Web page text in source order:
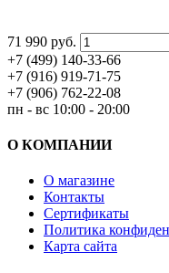
71 990 руб.
+7 (499) 140-33-66
+7 (916) 919-71-75
+7 (906) 762-22-08
пн - вс 10:00 - 20:00
О КОМПАНИИ
О магазине
Контакты
Сертификаты
Политика
Карта сайта